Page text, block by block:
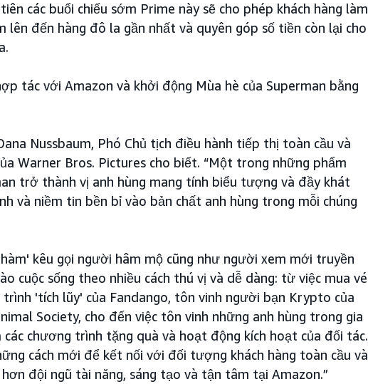
các buổi chiếu sớm Prime này sẽ cho phép khách hàng làm
lên đến hàng đô la gần nhất và quyên góp số tiền còn lại cho
tác với Amazon và khởi động Mùa hè của Superman bằng
Nussbaum, Phó Chủ tịch điều hành tiếp thị toàn cầu và
Warner Bros. Pictures cho biết. “Một trong những phẩm
trở thành vị anh hùng mang tính biểu tượng và đầy khát
và niềm tin bền bỉ vào bản chất anh hùng trong mỗi chúng
kêu gọi người hâm mộ cũng như người xem mới truyền
cuộc sống theo nhiều cách thú vị và dễ dàng: từ việc mua vé
'tích lũy' của Fandango, tôn vinh người bạn Krypto của
Society, cho đến việc tôn vinh những anh hùng trong gia
chương trình tặng quà và hoạt động kích hoạt của đối tác.
cách mới để kết nối với đối tượng khách hàng toàn cầu và
đội ngũ tài năng, sáng tạo và tận tâm tại Amazon.”